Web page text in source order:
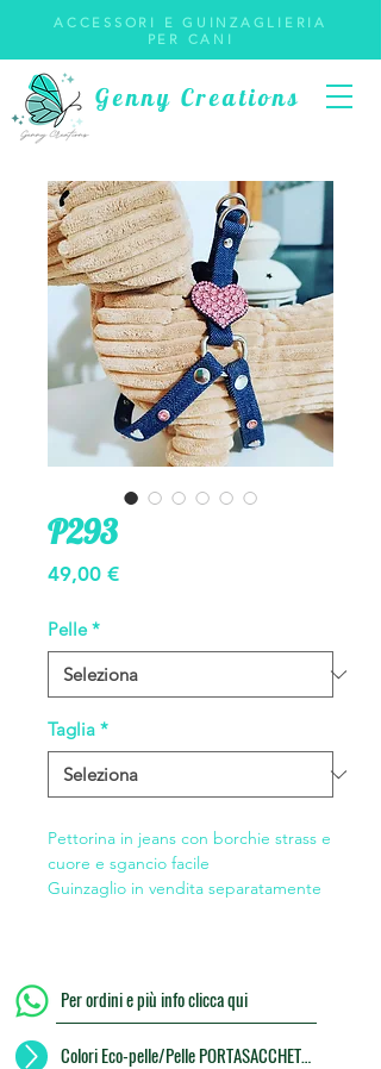
Genny Creations
ACCESSORI E GUINZAGLIERIA
PER CANI
P293
49,00 €Prezzo
Pelle *
Taglia *
Pettorina in jeans con borchie strass e
cuore e sgancio facile
Guinzaglio in vendita separatamente
Per ordini e più info clicca qui
Colori Eco-pelle/Pelle PORTASACCHETTI